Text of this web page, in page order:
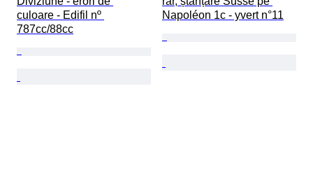
culoare - Edifil nº
787cc/88cc
Napoléon 1c - yvert n°11